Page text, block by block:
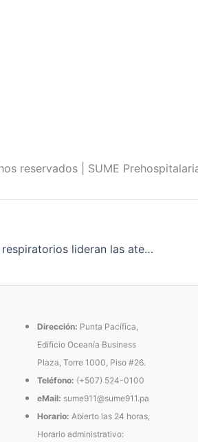
reservados | SUME
Accidentes de tránsito y problemas respiratorios lideran las atenciones ofrecidas por el SUME en Carnaval
Dirección: Punta Pacífica,
Edificio Oceanía Business
Plaza, Torre 1000, Piso #26.
Teléfono: (+507) 524-0100
eMail: sume911@sume911.pa
Horario: Abierto las 24 horas,
Horario administrativo: